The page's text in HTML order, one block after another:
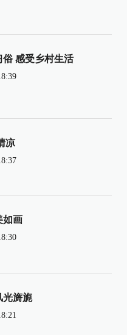
俗 感受乡村生活
凉
如画
光旖旎